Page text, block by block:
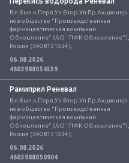
Вл.Вып.к.Перв.Уп.Втор.Уп.Пр.Акционер
ное общество "Производственная
фармацевтическая компания
Обновление" (АО "ПФК Обновление"),
Россия (5408151534);
06.08.2026
4603988054339
Рамиприл Реневал
Вл.Вып.к.Перв.Уп.Втор.Уп.Пр.Акционер
ное общество "Производственная
фармацевтическая компания
Обновление" (АО "ПФК Обновление"),
Россия (5408151534);
06.08.2026
4603988050904